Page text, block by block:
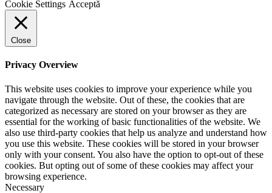
Cookie Settings Acceptă
Close
Privacy Overview
This website uses cookies to improve your experience while you
navigate through the website. Out of these, the cookies that are
categorized as necessary are stored on your browser as they are
essential for the working of basic functionalities of the website. We
also use third-party cookies that help us analyze and understand how
you use this website. These cookies will be stored in your browser
only with your consent. You also have the option to opt-out of these
cookies. But opting out of some of these cookies may affect your
browsing experience.
Necessary